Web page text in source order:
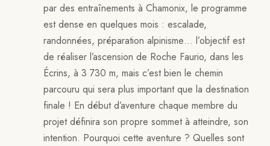
par des entraînements à Chamonix, le programme
est dense en quelques mois : escalade,
randonnées, préparation alpinisme… l’objectif est
de réaliser l’ascension de Roche Faurio, dans les
Écrins, à 3 730 m, mais c’est bien le chemin
parcouru qui sera plus important que la destination
finale ! En début d’aventure chaque membre du
projet définira son propre sommet à atteindre, son
intention. Pourquoi cette aventure ? Quelles sont